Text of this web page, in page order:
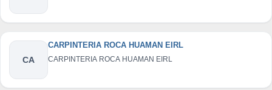
CA
CARPINTERIA ROCA HUAMAN EIRL
CARPINTERIA ROCA HUAMAN EIRL